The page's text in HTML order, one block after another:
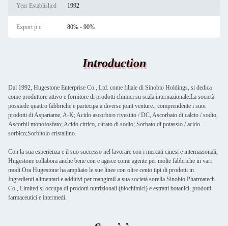
Year Established 1992
Export p.c 80% - 90%
Introduction
Dal 1992, Hugestone Enterprise Co., Ltd. come filiale di Sinobio Holdings, si dedica
come produttore attivo e fornitore di prodotti chimici su scala internazionale.La società
possiede quattro fabbriche e partecipa a diverse joint venture., comprendente i suoi
prodotti di Aspartame, A-K; Acido ascorbico rivestito / DC, Ascorbato di calcio / sodio,
Ascorbil monofosfato; Acido citrico, citrato di sodio; Sorbato di potassio / acido
sorbico;Sorbitolo cristallino.
Con la sua esperienza e il suo successo nel lavorare con i mercati cinesi e internazionali,
Hugestone collabora anche bene con e agisce come agente per molte fabbriche in vari
modi.Ora Hugestone ha ampliato le sue linee con oltre cento tipi di prodotti in
Ingredienti alimentari e additivi per mangimiLa sua società sorella Sinobio Pharmatech
Co., Limited si occupa di prodotti nutrizionali (biochimici) e estratti botanici, prodotti
farmaceutici e intermedi.